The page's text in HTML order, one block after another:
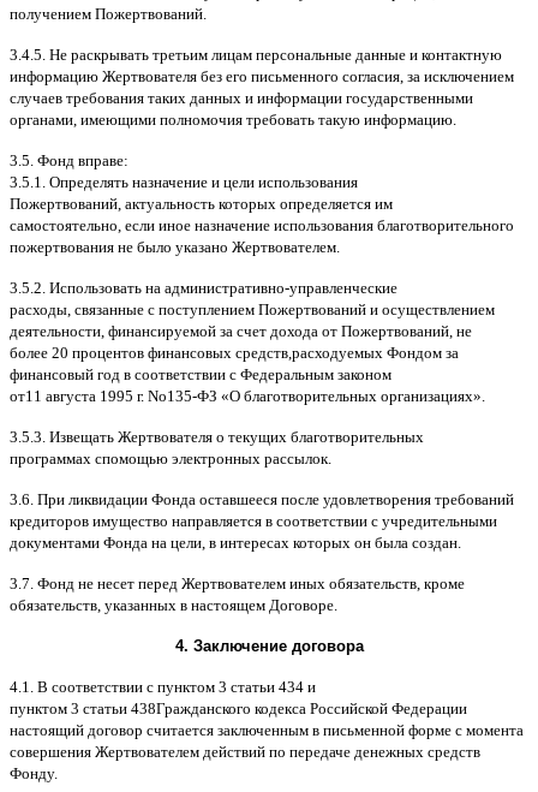
получением Пожертвований
3.4.5. Не раскрывать третьим лицам персональные данные и контактную
информацию Жертвователя без его письменного согласия за исключением
случаев требования таких данных и информации государственными
органами имеющими полномочия требовать такую информацию
3.5. Фонд вправе:
3.5.1. Определять назначение и цели использования
Пожертвований актуальность которых определяется им
самостоятельно если иное назначение использования благотворительного
пожертвования не было указано Жертвователем
3.5.2. Использовать на административно-управленческие
расходы связанные с поступлением Пожертвований и осуществлением
деятельности финансируемой за счет дохода от Пожертвований не
более 20 процентов финансовых средств расходуемых Фондом за
финансовый год в соответствии с Федеральным законом
от11 августа 1995 г. No135-ФЗ «О благотворительных организациях».
3.5.3. Извещать Жертвователя o текущих благотворительных
программах cпомощью электронных рассылок
3.6. При ликвидации Фонда оставшееся после удовлетворения требований
кредиторов имущество направляется в соответствии с учредительными
документами Фонда на цели в интересах которых он была создан
3.7. Фонд не несет перед Жертвователем иных обязательств кроме
обязательств указанных в настоящем Договоре
4. Заключение договора
4.1. B соответствии с пунктом 3 статьи 434 и
пунктом 3 статьи 438Гражданского кодекса Российской Федерации
настоящий договор считается заключенным в письменной форме c момента
совершения Жертвователем действий по передаче денежных средств
Фонду.